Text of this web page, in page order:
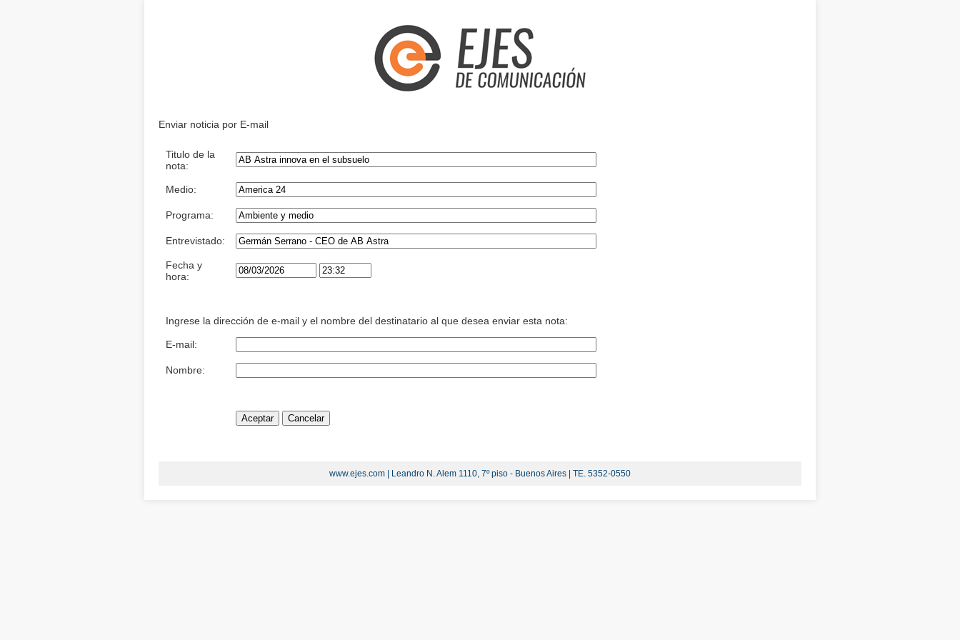
Enviar noticia por E-mail
Titulo de la
nota:
Medio:
Programa:
Entrevistado:
Fecha y
hora:
Ingrese la dirección de e-mail y el nombre del destinatario al que desea enviar esta nota:
E-mail:
Nombre:
www.ejes.com | Leandro N. Alem 1110, 7º piso - Buenos Aires | TE. 5352-0550